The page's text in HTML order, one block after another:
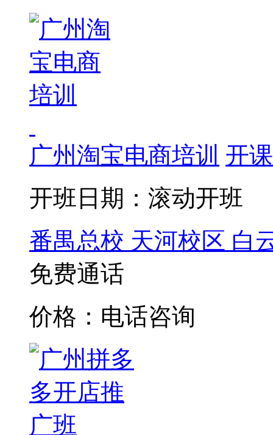
广州淘宝电商培训 开
开班日期：滚动开班
番禺总校 天河校区 白
免费通话
价格：电话咨询